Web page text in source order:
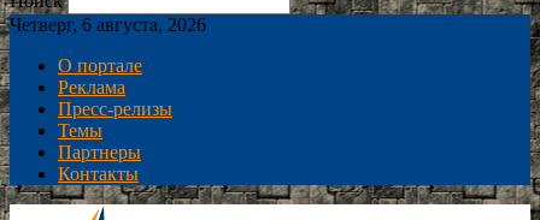
Четверг, 6 августа, 2026
О портале
Реклама
Пресс-релизы
Темы
Партнеры
Контакты